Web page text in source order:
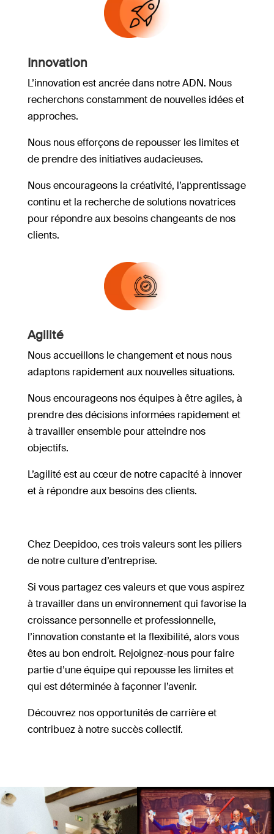
Innovation
L’innovation est ancrée dans notre ADN. Nous
recherchons constamment de nouvelles idées et
approches.
Nous nous efforçons de repousser les limites et
de prendre des initiatives audacieuses.
Nous encourageons la créativité, l’apprentissage
continu et la recherche de solutions novatrices
pour répondre aux besoins changeants de nos
clients.
Agilité
Nous accueillons le changement et nous nous
adaptons rapidement aux nouvelles situations.
Nous encourageons nos équipes à être agiles, à
prendre des décisions informées rapidement et
à travailler ensemble pour atteindre nos
objectifs.
L’agilité est au cœur de notre capacité à innover
et à répondre aux besoins des clients.
Chez Deepidoo, ces trois valeurs sont les piliers
de notre culture d’entreprise.
Si vous partagez ces valeurs et que vous aspirez
à travailler dans un environnement qui favorise la
croissance personnelle et professionnelle,
l’innovation constante et la flexibilité, alors vous
êtes au bon endroit. Rejoignez-nous pour faire
partie d’une équipe qui repousse les limites et
qui est déterminée à façonner l’avenir.
Découvrez nos opportunités de carrière et
contribuez à notre succès collectif.